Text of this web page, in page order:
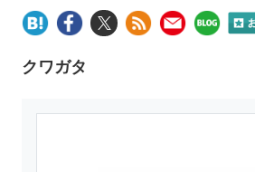
クワガタ